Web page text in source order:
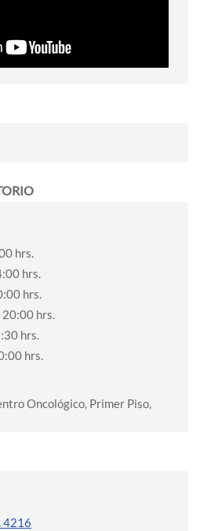
hrs.
hrs.
hrs.
hrs.
hrs.
hrs.
Oncológico, Primer Piso,
4216